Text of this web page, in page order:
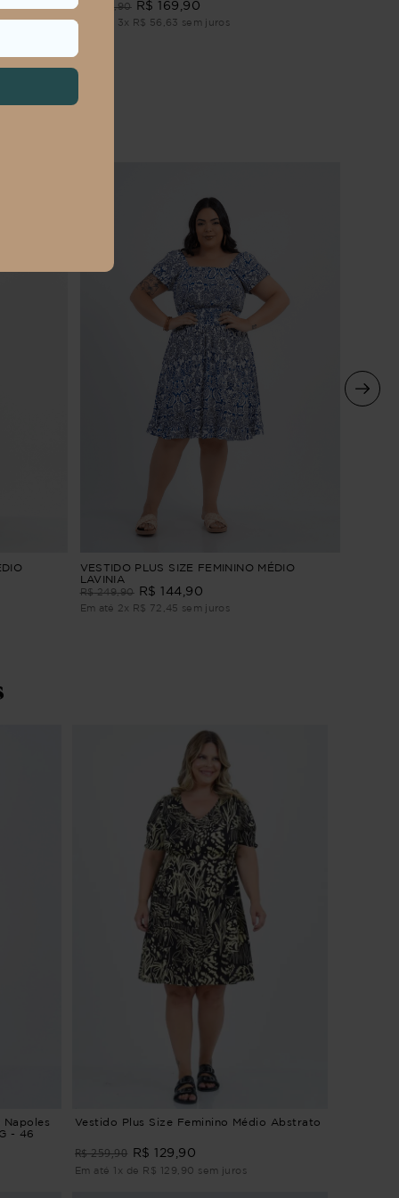
319,90 R$ 169 90
3x R$ 56 63 sem juros
VESTIDO PLUS SIZE FEMININO MÉDIO
LAVINIA
R$ 249,90 R$ 144 90
Em até 2x R$ 72 45 sem juros
Napoles
- 46
Vestido Plus Size Feminino Médio Abstrato
R$ 259,90 R$ 129,90
Em até 1x de R$ 129,90 sem juros